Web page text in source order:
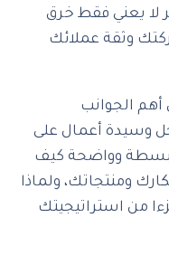
لا يعني فقط خرق
وثقة عملائك
الجوانب
وسيدة أعمال على
وواضحة كيف
ومنتجاتك، ولماذا
من استراتيجيتك